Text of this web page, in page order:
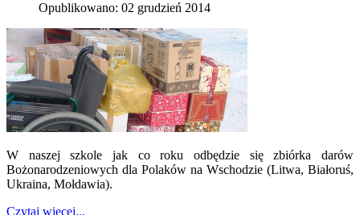
Opublikowano: 02 grudzień 2014
W naszej szkole jak co roku odbędzie się zbiórka darów
Bożonarodzeniowych dla Polaków na Wschodzie (Litwa, Białoruś,
Ukraina, Mołdawia).
Czytaj więcej...